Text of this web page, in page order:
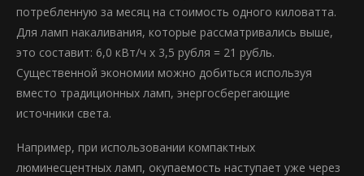
потребленную за месяц на стоимость одного киловатта.
Для ламп накаливания, которые рассматривались выше,
это составит: 6,0 кВт/ч х 3,5 рубля = 21 рубль.
Существенной экономии можно добиться используя
вместо традиционных ламп, энергосберегающие
источники света.
Например, при использовании компактных
люминесцентных ламп, окупаемость наступает уже через